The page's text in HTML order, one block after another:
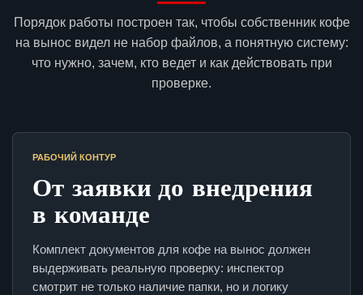
Порядок работы построен так, чтобы собственник кофе
на вынос видел не набор файлов, а понятную систему:
что нужно, зачем, кто ведет и как действовать при
проверке.
РАБОЧИЙ КОНТУР
От заявки до внедрения
в команде
Комплект документов для кофе на вынос должен
выдерживать реальную проверку: инспектор
смотрит не только наличие папки, но и логику